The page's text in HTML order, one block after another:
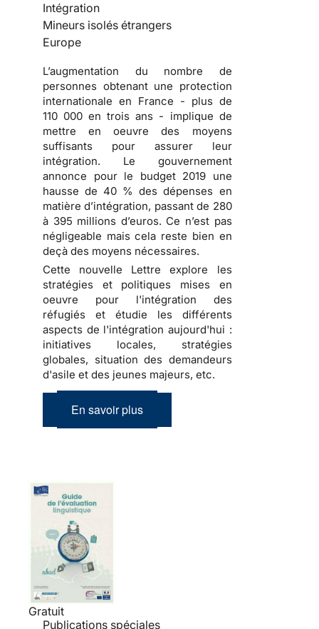
Intégration
Mineurs isolés étrangers
Europe
L’augmentation du nombre de
personnes obtenant une protection
internationale en France - plus de
110 000 en trois ans - implique de
mettre en oeuvre des moyens
suffisants pour assurer leur
intégration. Le gouvernement
annonce pour le budget 2019 une
hausse de 40 % des dépenses en
matière d’intégration, passant de 280
à 395 millions d’euros. Ce n’est pas
négligeable mais cela reste bien en
deçà des moyens nécessaires.
Cette nouvelle Lettre explore les
stratégies et politiques mises en
oeuvre pour l'intégration des
réfugiés et étudie les différents
aspects de l'intégration aujourd'hui :
initiatives locales, stratégies
globales, situation des demandeurs
d'asile et des jeunes majeurs, etc.
En savoir plus
Gratuit
Publications spéciales